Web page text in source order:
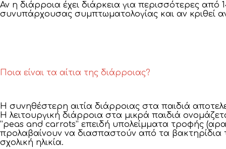
Αν η διάρροια έχει διάρκεια για περισσότερες από
συνυπάρχουσας συμπτωματολογίας και αν κριθεί
Ποια είναι τα αίτια της διάρροιας?
Η συνηθέστερη αιτία διάρροιας στα παιδιά
Η λειτουργική διάρροια στα μικρά παιδιά
”peas and carrots” επειδή υπολείμματα τροφής
προλαβαίνουν να διασπαστούν από τα βακτηρίδια
σχολική ηλικία.